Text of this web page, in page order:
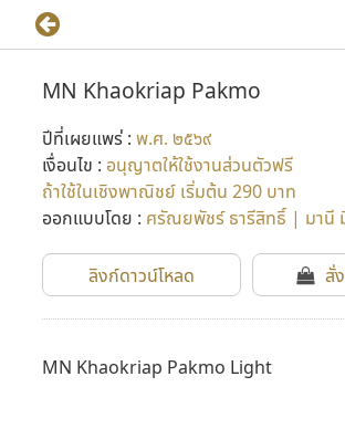
MN Khaokriap Pakmo
ปีที่เผยแพร่ : พ.ศ. ๒๕๖๙
เงื่อนไข : อนุญาตให้ใช้งานส่วนตัวฟรี
ถ้าใช้ในเชิงพาณิชย์ เริ่มต้น 290 บาท
ออกแบบโดย : ศรัณยพัชร์ ธารีสิทธิ์ | มานี
ลิงก์ดาวน์โหลด สั่
MN Khaokriap Pakmo Light